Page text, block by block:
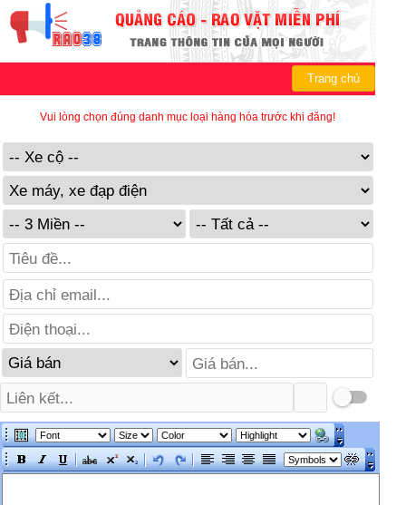
Trang chủ
Vui lòng chọn đúng danh mục loại hàng hóa trước khi đăng!